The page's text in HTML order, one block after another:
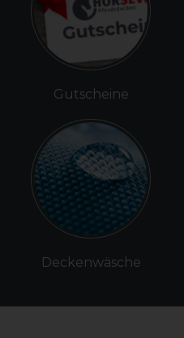
Gutscheine
Deckenwäsche